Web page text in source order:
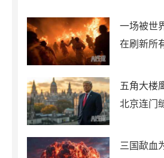
一场被世
在刷新所
五角大楼
北京连门
三国歃血